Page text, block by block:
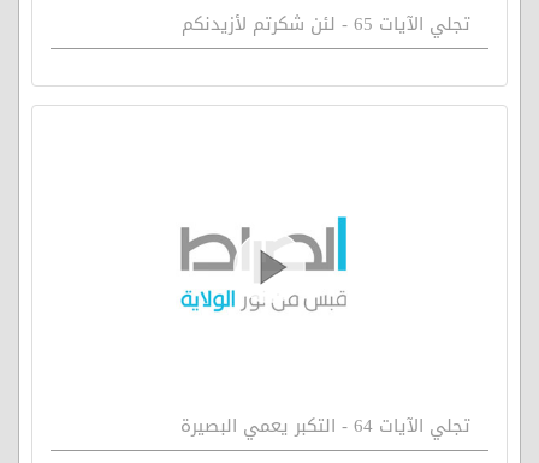
تجلي الآيات 65 - لئن شكرتم لأزيدنكم
تجلي الآيات 64 - التكبر يعمي البصيرة